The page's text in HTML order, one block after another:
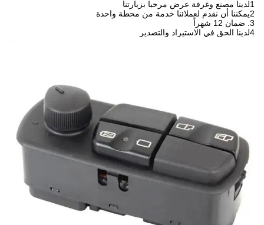
4لدينا الحق في الاستيراد والتصدير